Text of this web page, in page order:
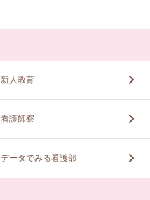
新人教育
看護師寮
データでみる看護部